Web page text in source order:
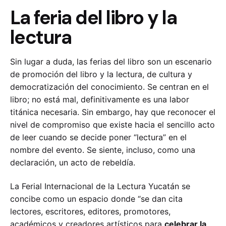
La feria del libro y la
lectura
Sin lugar a duda, las ferias del libro son un escenario
de promoción del libro y la lectura, de cultura y
democratización del conocimiento. Se centran en el
libro; no está mal, definitivamente es una labor
titánica necesaria. Sin embargo, hay que reconocer el
nivel de compromiso que existe hacia el sencillo acto
de leer cuando se decide poner “lectura” en el
nombre del evento. Se siente, incluso, como una
declaración, un acto de rebeldía.
La Ferial Internacional de la Lectura Yucatán se
concibe como un espacio donde “se dan cita
lectores, escritores, editores, promotores,
académicos y creadores artísticos para celebrar la